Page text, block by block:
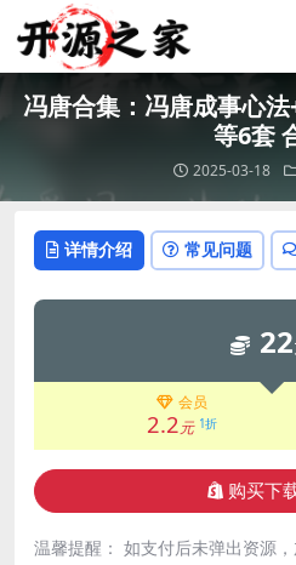
冯唐合集：冯唐成事心法
等6套
2025-03-18
详情介绍 常见问题
22
会员
2.2元 1折
购买下
温馨提醒： 如支付后未弹出资源